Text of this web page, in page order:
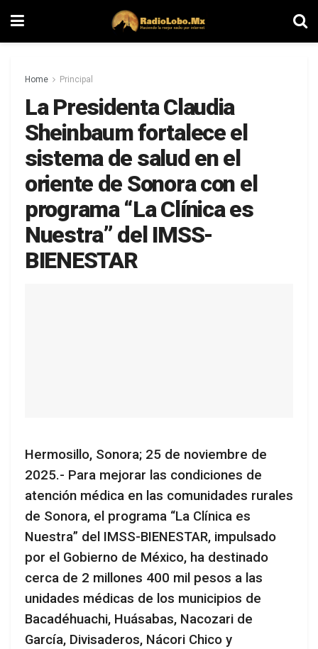
Home Principal
La Presidenta Claudia
Sheinbaum fortalece el
sistema de salud en el
oriente de Sonora con el
programa “La Clínica es
Nuestra” del IMSS-
BIENESTAR
Hermosillo, Sonora; 25 de noviembre de
2025.- Para mejorar las condiciones de
atención médica en las comunidades rurales
de Sonora, el programa “La Clínica es
Nuestra” del IMSS-BIENESTAR, impulsado
por el Gobierno de México, ha destinado
cerca de 2 millones 400 mil pesos a las
unidades médicas de los municipios de
Bacadéhuachi, Huásabas, Nacozari de
García, Divisaderos, Nácori Chico y